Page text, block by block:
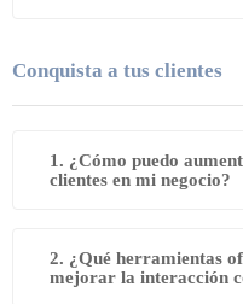
Conquista a tus clientes
1. ¿Cómo puedo
clientes en mi negocio?
2. ¿Qué herramientas
mejorar la interacción